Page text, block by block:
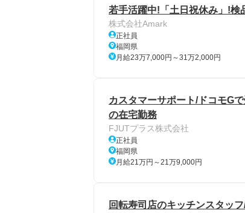
若手活躍中!「土日祝休み」!検
株式会社Amark
正社員
福岡県
月給23万7,000円～31万2,000円
カスタマーサポート/ドコモG
の在宅勤務
FJUTプラス株式会社
正社員
福岡県
月給21万円～21万9,000円
回転寿司店のキッチンスタッ